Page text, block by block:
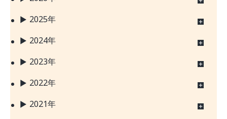
2025年
2024年
2023年
2022年
2021年